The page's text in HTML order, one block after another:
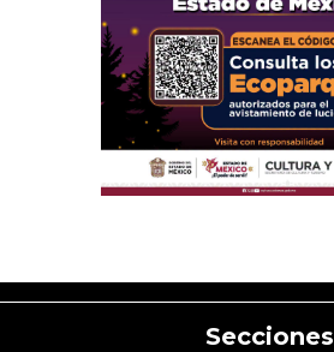
Secciones